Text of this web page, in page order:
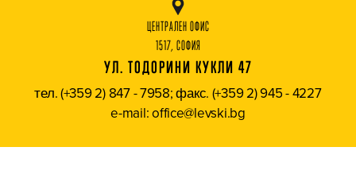
ЦЕНТРАЛЕН ОФИС
1517, СОФИЯ
УЛ. ТОДОРИНИ КУКЛИ 47
тел. (+359 2) 847 - 7958; факс. (+359 2) 945 - 4227
e-mail: office@levski.bg